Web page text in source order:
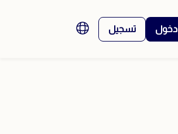
دخول تسجيل